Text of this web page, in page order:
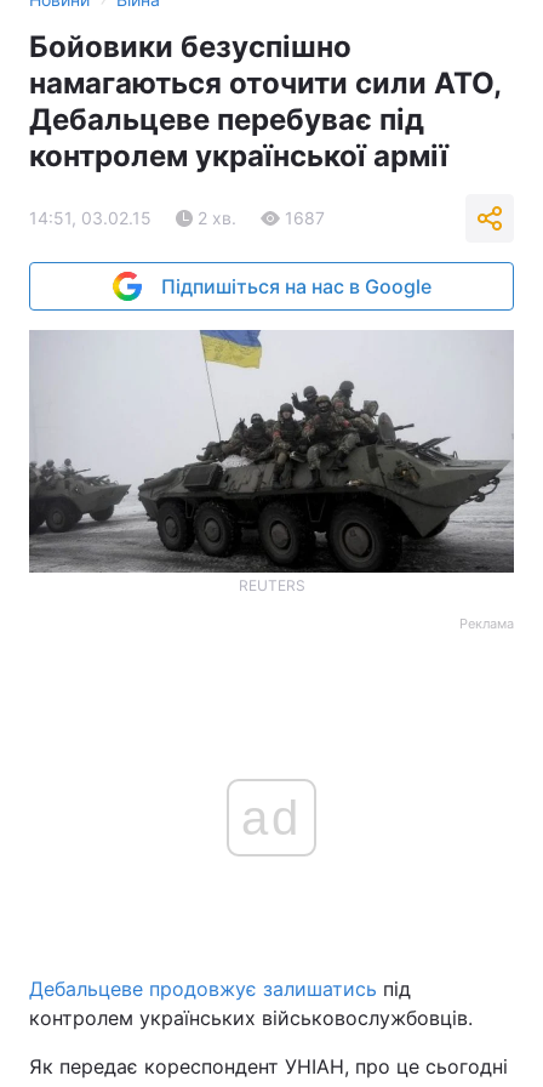
Бойовики безуспішно
намагаються оточити сили АТО,
Дебальцеве перебуває під
контролем української армії
14:51, 03.02.15 2 хв. 1687
Підпишіться на нас в Google
REUTERS
Реклама
ad
Дебальцеве продовжує залишатись під
контролем українських військовослужбовців.
Як передає кореспондент УНІАН, про це сьогодні